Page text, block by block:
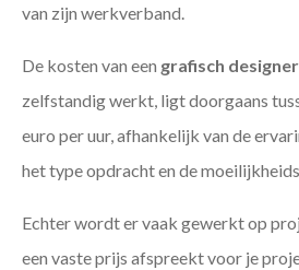
van zijn werkverband.
De kosten van een grafisch designer
zelfstandig werkt, ligt doorgaans
euro per uur, afhankelijk van de
het type opdracht en de
Echter wordt er vaak gewerkt op
een vaste prijs afspreekt voor je